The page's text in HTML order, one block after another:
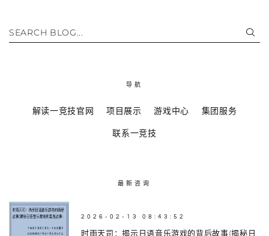
SEARCH BLOG...
导航
解读一竞技官网 项目展示 游戏中心 集团服务
联系一竞技
最新咨询
2026-02-13 08:43:52
时雨天司：揭示日语音乐游戏的背后故事(揭秘日